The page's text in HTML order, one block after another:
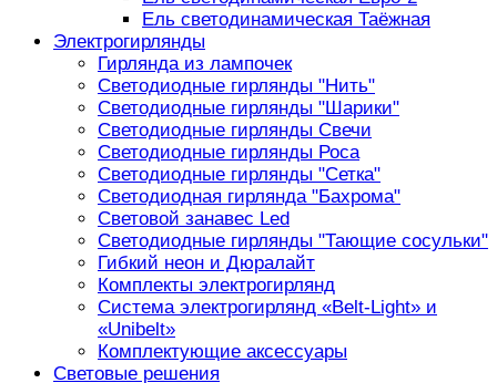
Ель светодинамическая Таёжная
Электрогирлянды
Гирлянда из лампочек
Светодиодные гирлянды "Нить"
Светодиодные гирлянды "Шарики"
Светодиодные гирлянды Свечи
Светодиодные гирлянды Роса
Светодиодные гирлянды "Сетка"
Светодиодная гирлянда "Бахрома"
Световой занавес Led
Светодиодные гирлянды "Тающие сосульки"
Гибкий неон и Дюралайт
Комплекты электрогирлянд
Система электрогирлянд «Belt-Light» и
«Unibelt»
Комплектующие аксессуары
Световые решения